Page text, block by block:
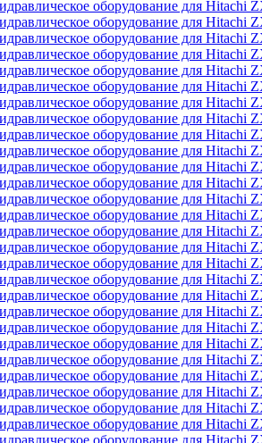
оборудование для Hitachi
оборудование для Hitachi
оборудование для Hitachi
оборудование для Hitachi
оборудование для Hitachi
оборудование для Hitachi
оборудование для Hitachi
оборудование для Hitachi
оборудование для Hitachi
оборудование для Hitachi
оборудование для Hitachi
оборудование для Hitachi
оборудование для Hitachi
оборудование для Hitachi
оборудование для Hitachi
оборудование для Hitachi
оборудование для Hitachi
оборудование для Hitachi
оборудование для Hitachi
оборудование для Hitachi
оборудование для Hitachi
оборудование для Hitachi
оборудование для Hitachi
оборудование для Hitachi
оборудование для Hitachi
оборудование для Hitachi
оборудование для Hitachi
оборудование для Hitachi